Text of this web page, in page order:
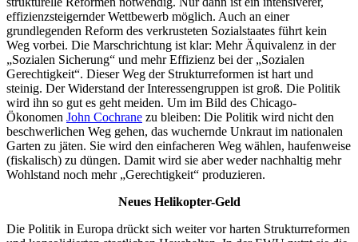
effizienzsteigernder Wettbewerb möglich. Auch an einer
grundlegenden Reform des verkrusteten Sozialstaates führt kein
Weg vorbei. Die Marschrichtung ist klar: Mehr Äquivalenz in der
„Sozialen Sicherung“ und mehr Effizienz bei der „Sozialen
Gerechtigkeit“. Dieser Weg der Strukturreformen ist hart und
steinig. Der Widerstand der Interessengruppen ist groß. Die Politik
wird ihn so gut es geht meiden. Um im Bild des Chicago-
Ökonomen John Cochrane zu bleiben: Die Politik wird nicht den
beschwerlichen Weg gehen, das wuchernde Unkraut im nationalen
Garten zu jäten. Sie wird den einfacheren Weg wählen, haufenweise
(fiskalisch) zu düngen. Damit wird sie aber weder nachhaltig mehr
Wohlstand noch mehr „Gerechtigkeit“ produzieren.
Neues Helikopter-Geld
Die Politik in Europa drückt sich weiter vor harten Strukturreformen